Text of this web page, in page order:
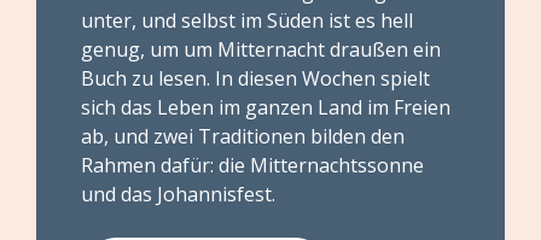
unter, und selbst im Süden ist es hell
genug, um um Mitternacht draußen ein
Buch zu lesen. In diesen Wochen spielt
sich das Leben im ganzen Land im Freien
ab, und zwei Traditionen bilden den
Rahmen dafür: die Mitternachtssonne
und das Johannisfest.